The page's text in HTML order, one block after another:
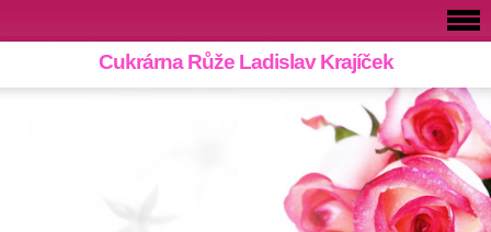
Cukrárna Růže Ladislav Krajíček